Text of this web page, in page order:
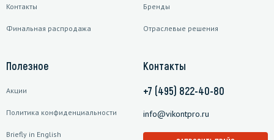
Контакты
Финальная распродажа
Бренды
Отраслевые решения
Полезное
Акции
Политика конфиденциальности
Briefly in English
Контакты
+7 (495) 822-40-80
info@vikontpro.ru